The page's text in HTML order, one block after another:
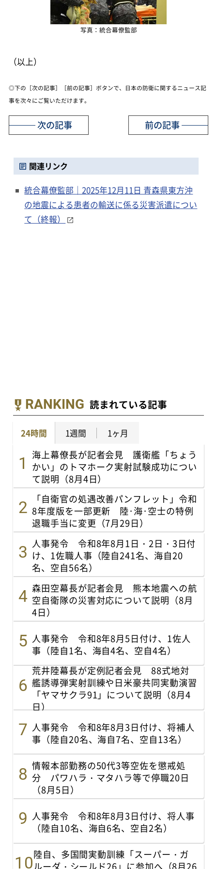
写真：統合幕僚監部
（以上）
◎下の［次の記事］［前の記事］ボタンで、日本の防衛に関するニュース記
事を次々にご覧いただけます。
前の記事
次の記事
関連リンク
統合幕僚監部｜2025年12月11日 青森県東方沖
の地震による患者の輸送に係る災害派遣につい
て（終報）
RANKING 読まれている記事
24時間 1週間 1ヶ月
海上幕僚長が記者会見 護衛艦「ちょう
かい」のトマホーク実射試験成功につい
て説明（8月4日）
「自衛官の処遇改善パンフレット」令和
8年度版を一部更新 陸･海･空士の特例
退職手当に変更（7月29日）
人事発令 令和8年8月1日・2日・3日付
け、1佐職人事（陸自241名、海自20
名、空自56名）
森田空幕長が記者会見 熊本地震への航
空自衛隊の災害対応について説明（8月
4日）
人事発令 令和8年8月5日付け、1佐人
事（陸自1名、海自4名、空自4名）
荒井陸幕長が定例記者会見 88式地対
艦誘導弾実射訓練や日米豪共同実動演習
「ヤマサクラ91」について説明（8月4
日）
人事発令 令和8年8月3日付け、将補人
事（陸自20名、海自7名、空自13名）
情報本部勤務の50代3等空佐を懲戒処
分 パワハラ・マタハラ等で停職20日
（8月5日）
人事発令 令和8年8月3日付け、将人事
（陸自10名、海自6名、空自2名）
陸自、多国間実動訓練「スーパー・ガ
ルーダ・シールド26」に参加へ（8月26